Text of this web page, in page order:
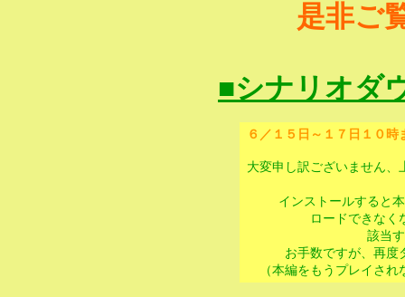
是非ご
■シナリオダ
６／１５日～１７日１０
大変申し訳ございません
インストールすると
ロードできなく
該当
お手数ですが、再度
（本編をもうプレイさ